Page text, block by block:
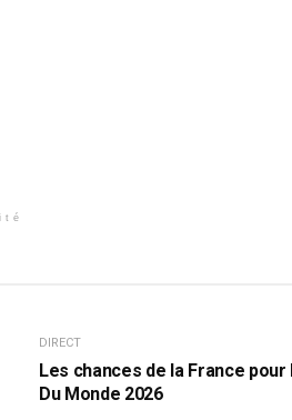
DIRECT
Les chances de la France pour
Du Monde 2026